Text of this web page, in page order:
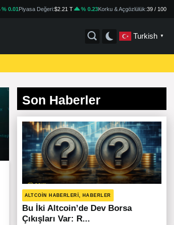
% 0.01Piyasa Değeri:$2.21 T % 0.23Korku & Açgözlülük:39 / 100
Turkish ▼
Son Haberler
ALTCOIN HABERLERI, HABERLER
Bu İki Altcoin’de Dev Borsa
Çıkışları Var: R...